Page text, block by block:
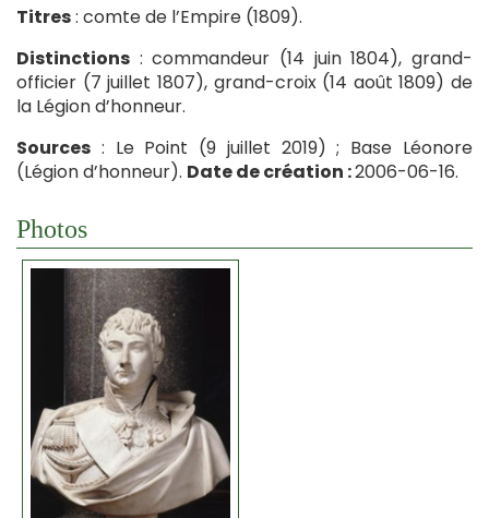
Titres: comte de l’Empire (1809).
Distinctions : commandeur (14 juin 1804), grand-
officier (7 juillet 1807), grand-croix (14 août 1809) de
la Légion d’honneur.
Sources : Le Point (9 juillet 2019) ; Base Léonore
(Légion d’honneur). Date de création :2006-06-16.
Photos